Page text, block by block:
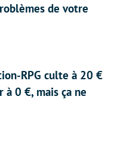
de votre
RPG culte à 20 €
à 0 €, mais ça ne